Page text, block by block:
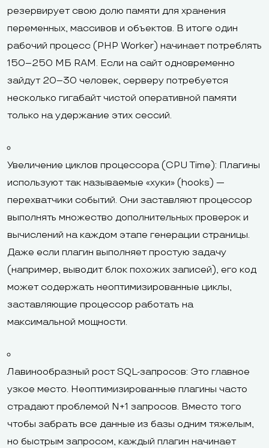
резервирует свою долю памяти для хранения
переменных, массивов и объектов. В итоге один
рабочий процесс (PHP Worker) начинает потреблять
150–250 МБ RAM. Если на сайт одновременно
зайдут 20–30 человек, серверу потребуется
несколько гигабайт чистой оперативной памяти
только на удержание этих сессий.
Увеличение циклов процессора (CPU Time): Плагины
используют так называемые «хуки» (hooks) —
перехватчики событий. Они заставляют процессор
выполнять множество дополнительных проверок и
вычислений на каждом этапе генерации страницы.
Даже если плагин выполняет простую задачу
(например, выводит блок похожих записей), его код
может содержать неоптимизированные циклы,
заставляющие процессор работать на
максимальной мощности.
Лавинообразный рост SQL-запросов: Это главное
узкое место. Неоптимизированные плагины часто
страдают проблемой N+1 запросов. Вместо того
чтобы забрать все данные из базы одним тяжелым,
но быстрым запросом, каждый плагин начинает